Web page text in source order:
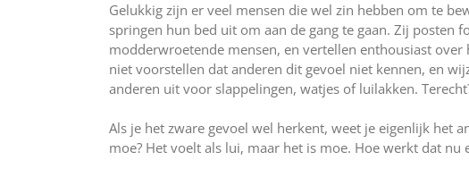
Gelukkig zijn er veel mensen die wel zin hebben om te
springen hun bed uit om aan de gang te gaan. Zij posten
modderwroetende mensen, en vertellen enthousiast
niet voorstellen dat anderen dit gevoel niet kennen, en
anderen uit voor slappelingen, watjes of luilakken.
Als je het zware gevoel wel herkent, weet je eigenlijk het
moe? Het voelt als lui, maar het is moe. Hoe werkt dat nu